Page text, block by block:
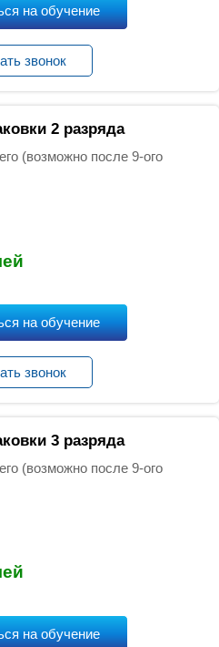
на обучение
звонок
2 разряда
(возможно после 9-ого
на обучение
звонок
3 разряда
(возможно после 9-ого
на обучение